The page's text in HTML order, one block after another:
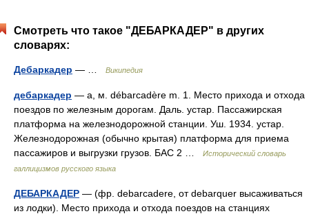
Смотреть что такое "ДЕБАРКАДЕР" в других
словарях:
Дебаркадер — … Википедия
дебаркадер — а, м. débarcadère m. 1. Место прихода и отхода
поездов по железным дорогам. Даль. устар. Пассажирская
платформа на железнодорожной станции. Уш. 1934. устар.
Железнодорожная (обычно крытая) платформа для приема
пассажиров и выгрузки грузов. БАС 2 …
Исторический словарь
галлицизмов русского языка
ДЕБАРКАДЕР — (фр. debarcadere, от debarquer высаживаться
из лодки). Место прихода и отхода поездов на станциях